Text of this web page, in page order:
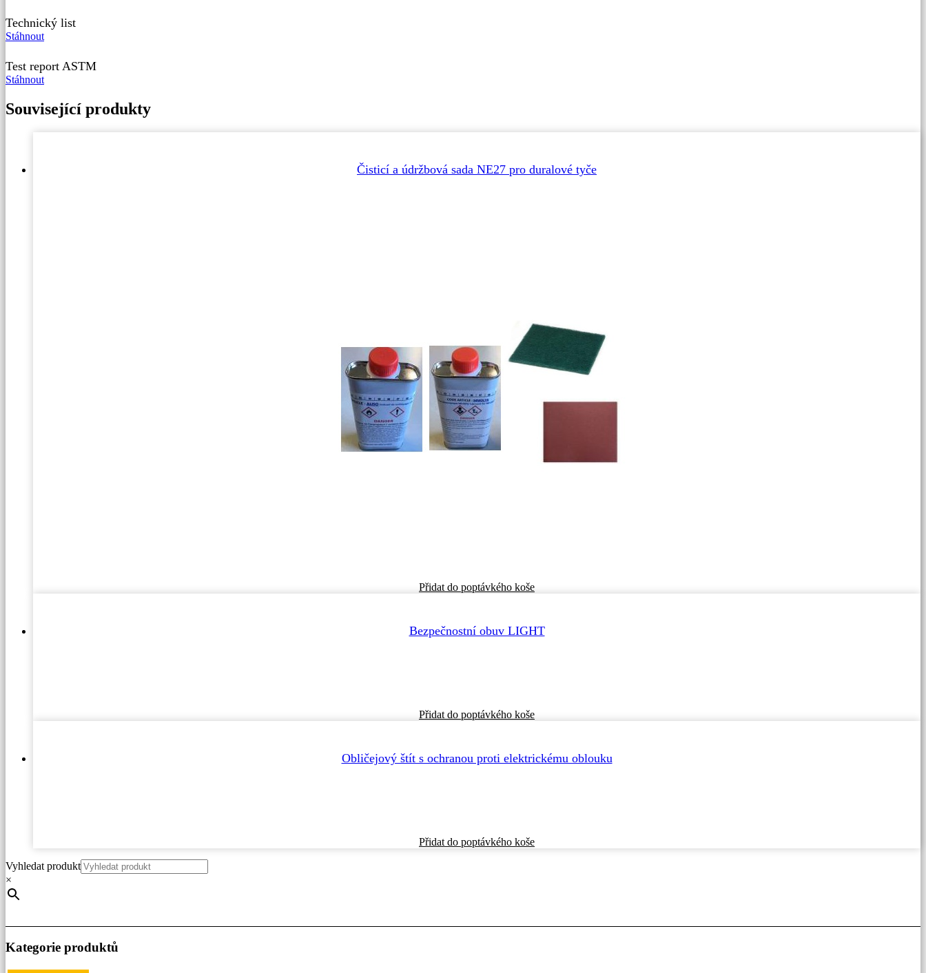
Technický list
Stáhnout
Test report ASTM
Stáhnout
Související produkty
Čisticí a údržbová sada NE27 pro duralové tyče
Přidat do poptávkého koše
Bezpečnostní obuv LIGHT
Přidat do poptávkého košeTento
více
variant.
Obličejový štít s ochranou proti elektrickému oblouku
Přidat do poptávkého koše
Vyhledat produkt
×
Kategorie produktů